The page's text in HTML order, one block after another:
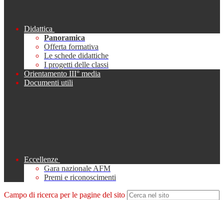
Didattica
Panoramica
Offerta formativa
Le schede didattiche
I progetti delle classi
Orientamento III° media
Documenti utili
Eccellenze
Gara nazionale AFM
Premi e riconoscimenti
Campo di ricerca per le pagine del sito